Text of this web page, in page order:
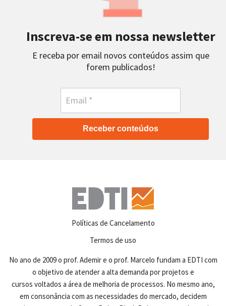
Inscreva-se em nossa newsletter
E receba por email novos conteúdos assim que
forem publicados!
Receber conteúdos
Políticas de Cancelamento
Termos de uso
No ano de 2009 o prof. Ademir e o prof. Marcelo fundam a EDTI com
o objetivo de atender a alta demanda por projetos e
cursos voltados a área de melhoria de processos. No mesmo ano,
em consonância com as necessidades do mercado, decidem